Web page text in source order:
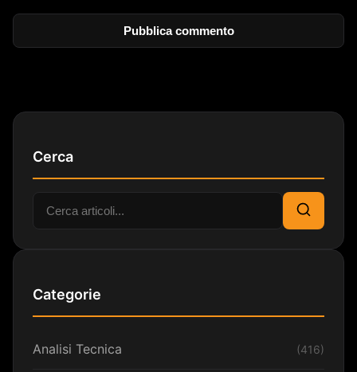
Cerca
Cerca:
Cerca
Categorie
Analisi Tecnica (416)